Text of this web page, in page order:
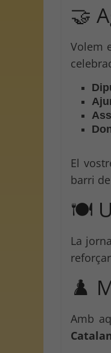
🤝
Volem
El
barri
🍽️
La
♟️
Amb